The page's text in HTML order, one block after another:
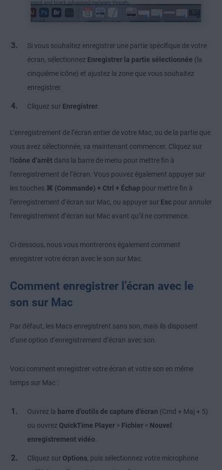
Si vous souhaitez enregistrer une partie spécifique de votre
écran, sélectionnez Enregistrer la partie sélectionnée (la
cinquième icône) et ajustez la zone que vous souhaitez
enregistrer.
Cliquez sur Enregistrer
L’enregistrement de l’écran entier de votre Mac, ou de la partie que
vous avez sélectionnée, va maintenant commencer. Cliquez sur
l’icône d’arrêt dans la barre de menu pour mettre fin à
l’enregistrement de l’écran. Vous pouvez également appuyer sur
les touches ⌘ (Commande) + Ctrl + Échap pour mettre fin à
l’enregistrement d’écran sur Mac, ou appuyer sur Esc pour annuler
l’enregistrement d’écran sur Mac avant qu’il ne commence.
Ci-dessous, nous vous montrerons également comment
enregistrer votre écran avec le son sur Mac.
Comment enregistrer l’écran avec le
son sur Mac
Par défaut, les Macs enregistrent sans son, mais ils disposent
d’une option d’enregistrement d’écran avec son.
Voici comment enregistrer votre écran et votre son en même
temps sur Mac :
Ouvrez la barre d’outils de capture d’écran (Cmd + Maj + 5)
ou ouvrez QuickTime Player > Fichier > Nouvel
enregistrement vidéo
Cliquez sur Options , puis sélectionnez votre microphone